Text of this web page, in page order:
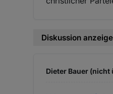
Diskussion
Dieter Bauer